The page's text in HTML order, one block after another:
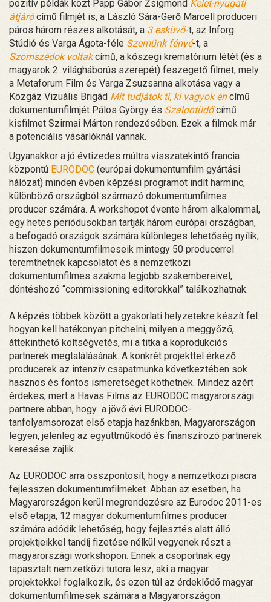
pozitív példák közt Papp Gábor Zsigmond Kelet-nyugati
átjáró című filmjét is, a László Sára-Gerő Marcell produceri
páros három részes alkotását, a 3 esküvő-t, az Inforg
Stúdió és Varga Ágota-féle Szemünk fényé-t, a
Szomszédok voltakcímű, a kőszegi krematórium létét (és a
magyarok 2. világháborús szerepét) feszegető filmet, mely
a Metaforum Film és Varga Zsuzsanna alkotása vagy a
Közgáz Vizuális Brigád Mit tudjátok ti, ki vagyok éncímű
dokumentumfilmjét Pálos György és Szalontüdőcímű
kisfilmet Szirmai Márton rendezésében. Ezek a filmek már
a potenciális vásárlóknál vannak.
Ugyanakkor a jó évtizedes múltra visszatekintő francia
központú EURODOC (európai dokumentumfilm gyártási
hálózat) minden évben képzési programot indít harminc,
különböző országból származó dokumentumfilmes
producer számára. A workshopot évente három alkalommal,
egy hetes periódusokban tartják három európai országban,
a befogadó országok számára különleges lehetőség nyílik,
hiszen dokumentumfilmeseik mintegy 50 producerrel
teremthetnek kapcsolatot és a nemzetközi
dokumentumfilmes szakma legjobb szakembereivel,
döntéshozó “commissioning editorokkal” találkozhatnak.
A képzés többek között a gyakorlati helyzetekre készít fel:
hogyan kell hatékonyan pitchelni, milyen a meggyőző,
áttekinthető költségvetés, mi a titka a koprodukciós
partnerek megtalálásának. A konkrét projekttel érkező
producerek az intenzív csapatmunka következtében sok
hasznos és fontos ismeretséget köthetnek. Mindez azért
érdekes, mert a Havas Films az EURODOC magyarországi
partnere abban, hogy a jövő évi EURODOC-
tanfolyamsorozat első etapja hazánkban, Magyarországon
legyen, jelenleg az együttműködő és finanszírozó partnerek
keresése zajlik.
Az EURODOC arra összpontosít, hogy a nemzetközi piacra
fejlesszen dokumentumfilmeket. Abban az esetben, ha
Magyarországon kerül megrendezésre az Eurodoc 2011-es
első etapja, 12 magyar dokumentumfilmes producer
számára adódik lehetőség, hogy fejlesztés alatt álló
projektjeikkel tandíj fizetése nélkül vegyenek részt a
magyarországi workshopon. Ennek a csoportnak egy
tapasztalt nemzetközi tutora lesz, aki a magyar
projektekkel foglalkozik, és ezen túl az érdeklődő magyar
dokumentumfilmesek számára a Magyarországon